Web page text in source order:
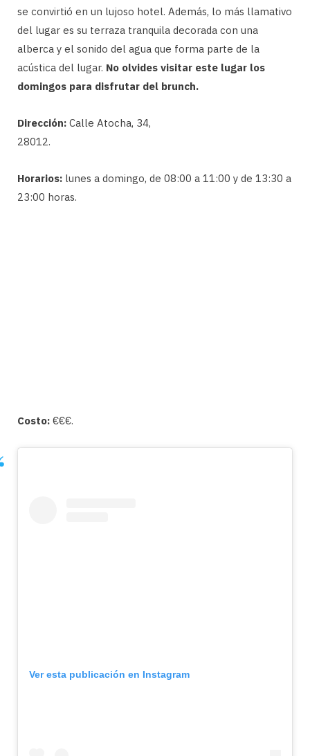
se convirtió en un lujoso hotel. Además, lo más llamativo
del lugar es su terraza tranquila decorada con una
alberca y el sonido del agua que forma parte de la
acústica del lugar. No olvides visitar este lugar los
domingos para disfrutar del brunch.
Dirección: Calle Atocha, 34,
28012.
Horarios: lunes a domingo, de 08:00 a 11:00 y de 13:30 a
23:00 horas.
Costo: €€€.
Ver esta publicación en Instagram